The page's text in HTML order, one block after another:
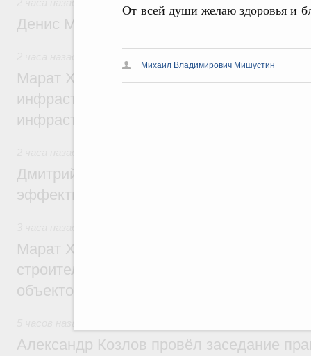
От всей души желаю здоровья и
Михаил Владимирович Мишустин
Денис Мантуров посетил Ярославскую
Марат Хуснуллин: 15 объектов
инфраструктуры построили и обновили
инфраструктурным кредитам
Дмитрий Патрушев: Синхронизация
эффективность поддержки сельских
Марат Хуснуллин: «Единый заказчик»
строительство и реконструкцию более
объектов
Александр Козлов провёл заседание